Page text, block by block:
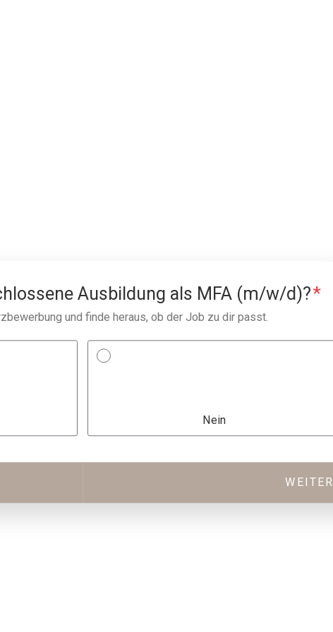
Ausbildung als MFA (m/w/d)?*
und finde heraus, ob der Job zu dir passt.
Nein
WEITER